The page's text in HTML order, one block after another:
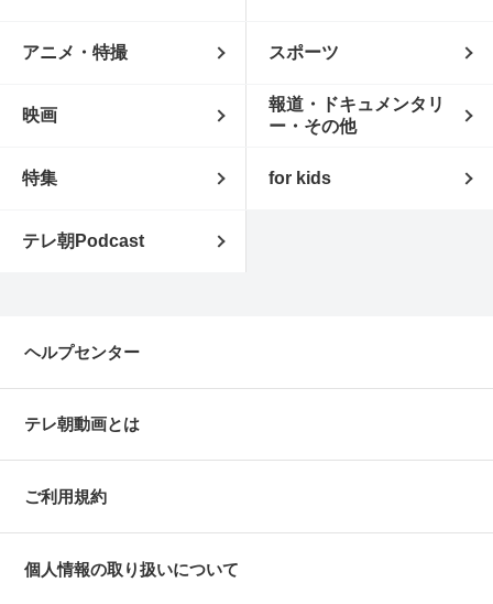
アニメ・特撮 スポーツ
映画
報道・ドキュメンタリ
ー・その他
特集 for kids
テレ朝Podcast
ヘルプセンター
テレ朝動画とは
ご利用規約
個人情報の取り扱いについて